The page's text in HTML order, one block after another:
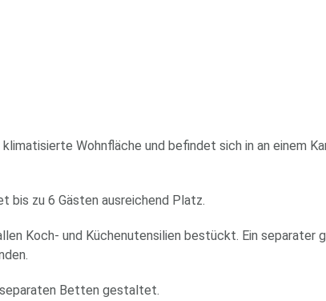
Wohnfläche und befindet sich in an einem
zu 6 Gästen ausreichend Platz.
Koch- und Küchenutensilien bestückt. Ein separater
Betten gestaltet.